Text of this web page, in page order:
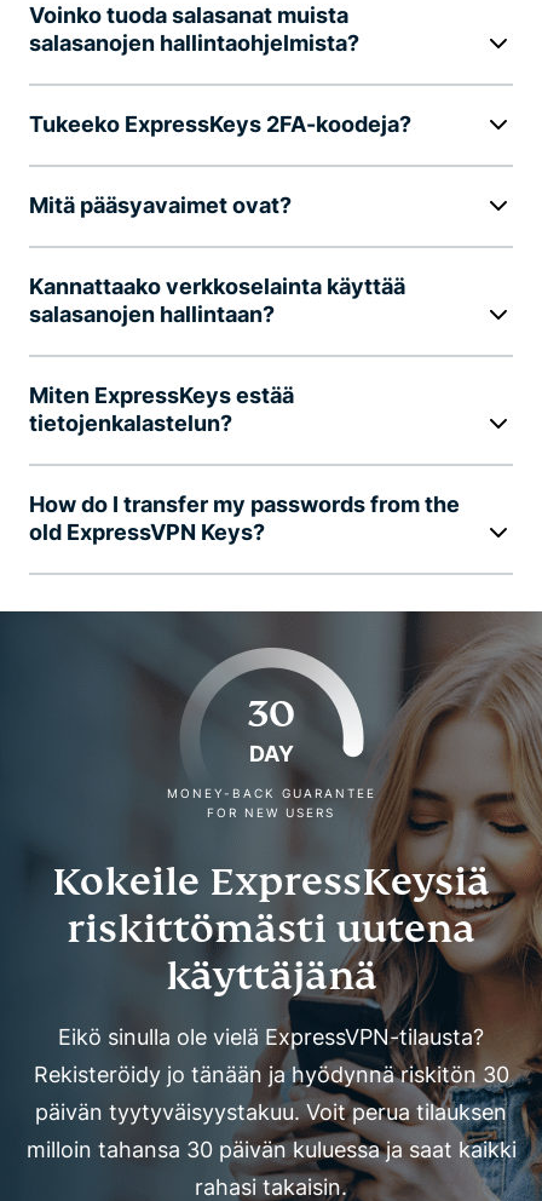
Voinko tuoda salasanat muista
salasanojen hallintaohjelmista?
Tukeeko ExpressKeys 2FA-koodeja?
Mitä pääsyavaimet ovat?
Kannattaako verkkoselainta käyttää
salasanojen hallintaan?
Miten ExpressKeys estää
tietojenkalastelun?
How do I transfer my passwords from the
old ExpressVPN Keys?
30
DAY
MONEY-BACK GUARANTEE
FOR NEW USERS
Kokeile ExpressKeysiä
riskittömästi uutena
käyttäjänä
Eikö sinulla ole vielä ExpressVPN-tilausta?
Rekisteröidy jo tänään ja hyödynnä riskitön 30
päivän tyytyväisyystakuu. Voit perua tilauksen
milloin tahansa 30 päivän kuluessa ja saat kaikki
rahasi takaisin.